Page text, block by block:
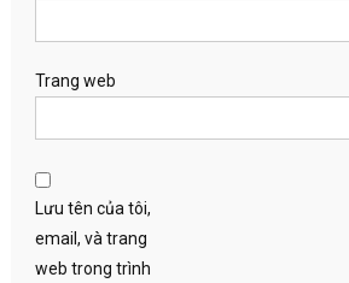
Trang web
Lưu tên của tôi,
email, và trang
web trong trình